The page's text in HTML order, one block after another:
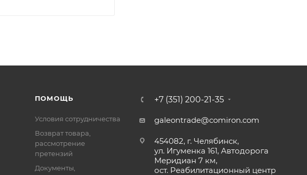
ПОМОЩЬ
Условия сотрудничества
Возврат товара,
рассмотрение
претензий
Документы,
+7 (351) 200-21-35
galeontrade@comiron.com
454082, г. Челябинск,
ул. Игуменка 161, Автодорога
Меридиан 7 км,
ост. Реабилитационный центр